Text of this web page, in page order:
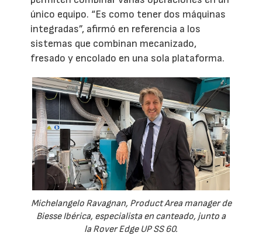
único equipo. “Es como tener dos máquinas
integradas”, afirmó en referencia a los
sistemas que combinan mecanizado,
fresado y encolado en una sola plataforma.
Michelangelo Ravagnan, Product Area manager de
Biesse Ibérica, especialista en canteado, junto a
la Rover Edge UP SS 60.